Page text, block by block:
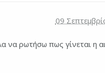
09
να ρωτήσω πως γίνεται η